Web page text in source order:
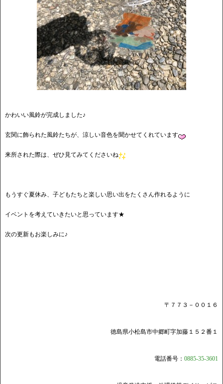
かわいい風鈴が完成しました♪
玄関に飾られた風鈴たちが、涼しい音色を聞かせてくれています
来所された際は、ぜひ見てみてくださいね
もうすぐ夏休み、子どもたちと楽しい思い出をたくさん作れるように
イベントを考えていきたいと思っています★
次の更新もお楽しみに♪
〒７７３－００１６
徳島県小松島市中郷町字加藤１５２番１
電話番号： 0885-35-3601